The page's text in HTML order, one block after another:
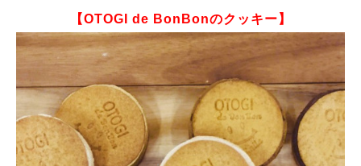
【OTOGI de BonBonのクッキー】